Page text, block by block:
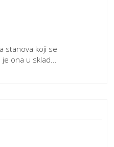
stanova koji se
ona u sklad...